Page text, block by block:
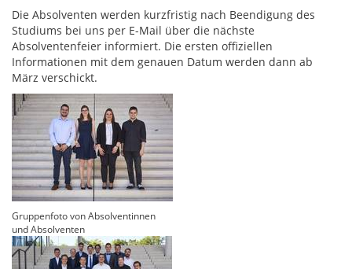
Die Absolventen werden kurzfristig nach Beendigung des
Studiums bei uns per E-Mail über die nächste
Absolventenfeier informiert. Die ersten offiziellen
Informationen mit dem genauen Datum werden dann ab
März verschickt.
Gruppenfoto von Absolventinnen
und Absolventen